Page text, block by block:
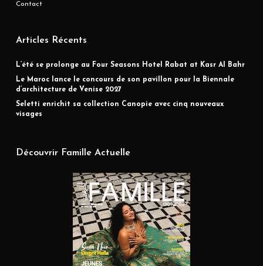
Contact
Articles Récents
L’été se prolonge au Four Seasons Hotel Rabat at Kasr Al Bahr
Le Maroc lance le concours de son pavillon pour la Biennale
d’architecture de Venise 2027
Seletti enrichit sa collection Canopie avec cinq nouveaux
visages
Découvrir Famille Actuelle